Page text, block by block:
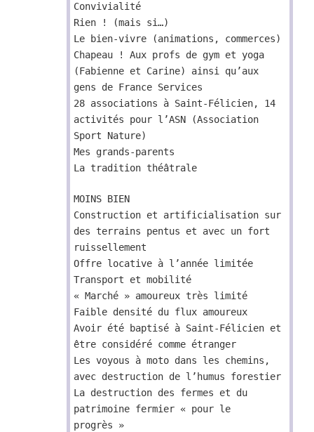
Convivialité
Rien ! (mais si…)
Le bien-vivre (animations, commerces)
Chapeau ! Aux profs de gym et yoga
(Fabienne et Carine) ainsi qu’aux
gens de France Services
28 associations à Saint-Félicien, 14
activités pour l’ASN (Association
Sport Nature)
Mes grands-parents
La tradition théâtrale
MOINS BIEN
Construction et artificialisation sur
des terrains pentus et avec un fort
ruissellement
Offre locative à l’année limitée
Transport et mobilité
« Marché » amoureux très limité
Faible densité du flux amoureux
Avoir été baptisé à Saint-Félicien et
être considéré comme étranger
Les voyous à moto dans les chemins,
avec destruction de l’humus forestier
La destruction des fermes et du
patrimoine fermier « pour le
progrès »